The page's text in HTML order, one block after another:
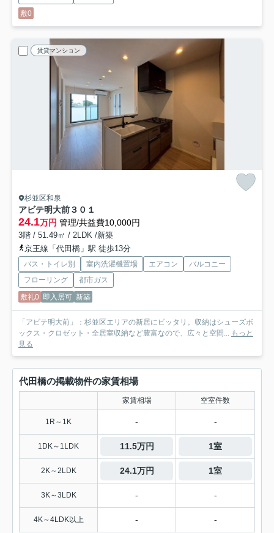
敷0
賃貸マンション
杉並区和泉
アビテ明大前３０１
24.1万円 管理/共益費10,000円
3階 / 51.49㎡ / 2LDK /新築
京王線「代田橋」駅 徒歩13分
バス・トイレ別 室内洗濯機置場 エアコン
バルコニー
フローリング
都市ガス
敷礼0 即入居可 新築
「アビテ明大前」：杉並区エリアの新居にピッタリ。収納はシューズボ
ックス・クロゼット・全居室収納など豊富なので、広々と空間... もっと
見る
代田橋の掲載物件の家賃相場
家賃相場 空室件数
1R～1K - -
1DK～1LDK 11.5万円 1室
2K～2LDK 24.1万円 1室
3K～3LDK - -
4K～4LDK以上 - -